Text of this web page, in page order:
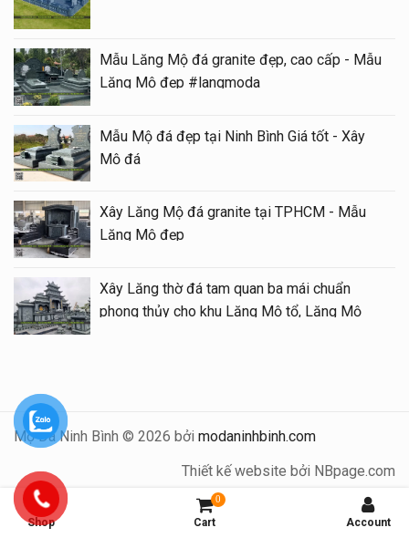
Mẫu Lăng Mộ đá granite đẹp, cao cấp - Mẫu
Lăng Mộ đẹp #langmoda
Mẫu Mộ đá đẹp tại Ninh Bình Giá tốt - Xây
Mộ đá
Xây Lăng Mộ đá granite tại TPHCM - Mẫu
Lăng Mộ đẹp
Xây Lăng thờ đá tam quan ba mái chuẩn
phong thủy cho khu Lăng Mộ tổ, Lăng Mộ
Mộ Đá Ninh Bình © 2026 bởi modaninhbinh.com
Thiết kế website bởi NBpage.com
Shop
0
Cart Account